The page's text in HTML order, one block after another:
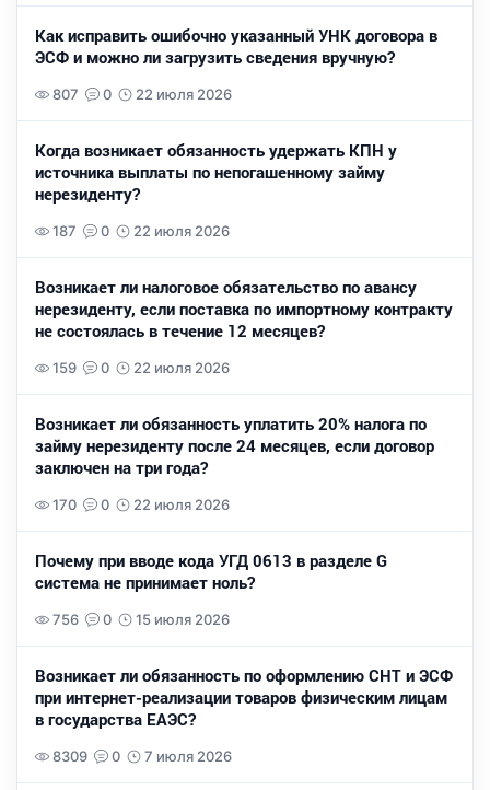
Как исправить ошибочно указанный УНК договора в
ЭСФ и можно ли загрузить сведения вручную?
807 0 22 июля 2026
Когда возникает обязанность удержать КПН у
источника выплаты по непогашенному займу
нерезиденту?
187 0 22 июля 2026
Возникает ли налоговое обязательство по авансу
нерезиденту, если поставка по импортному контракту
не состоялась в течение 12 месяцев?
159 0 22 июля 2026
Возникает ли обязанность уплатить 20% налога по
займу нерезиденту после 24 месяцев, если договор
заключен на три года?
170 0 22 июля 2026
Почему при вводе кода УГД 0613 в разделе G
система не принимает ноль?
756 0 15 июля 2026
Возникает ли обязанность по оформлению СНТ и ЭСФ
при интернет-реализации товаров физическим лицам
в государства ЕАЭС?
8309 0 7 июля 2026